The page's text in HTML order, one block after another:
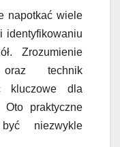
napotkać wiele
identyfikowaniu
Zrozumienie
oraz technik
kluczowe dla
praktyczne
niezwykle